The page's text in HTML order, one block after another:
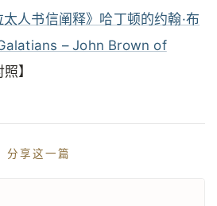
太人书信阐释》哈丁顿的约翰·布
– John Brown of
】
分享这一篇